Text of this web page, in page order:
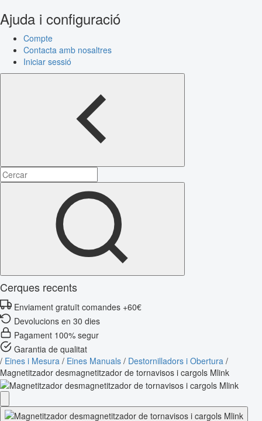
Ajuda i configuració
Compte
Contacta amb nosaltres
Iniciar sessió
Cerques recents
Enviament gratuït comandes +60€
Devolucions en 30 dies
Pagament 100% segur
Garantia de qualitat
/ Eines i Mesura / Eines Manuals / Destornilladors i Obertura /
Magnetitzador desmagnetitzador de tornavisos i cargols Mlink